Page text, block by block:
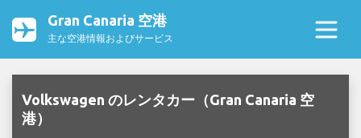
Gran Canaria 空港
主な空港情報およびサービス
Volkswagen のレンタカー（Gran Canaria 空
港）